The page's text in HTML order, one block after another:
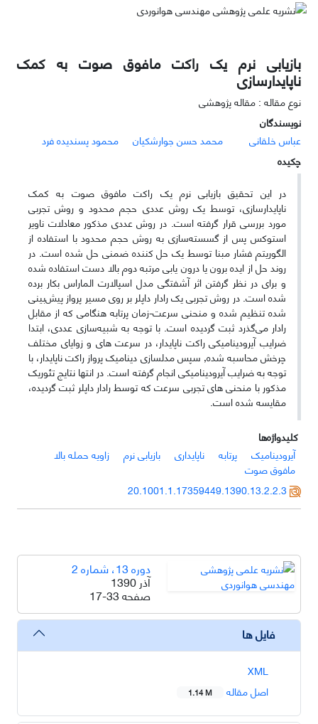
بازیابی نرم یک راکت مافوق صوت به کمک
ناپایدارسازی
نوع مقاله : مقاله پژوهشی
نویسندگان
عباس خلقانی
محمد حسن جوارشکیان
محمود پسندیده فرد
چکیده
در این تحقیق بازیابی نرم یک راکت مافوق صوت به کمک
ناپایدارسازی، توسط یک روش عددی حجم محدود و روش تجربی
مورد بررسی قرار گرفته است. در روش عددی مذکور معادلات ناویر
استوکس پس از گسسته‌سازی به روش حجم محدود با استفاده از
الگوریتم فشار مبنا توسط یک حل کننده ضمنی حل شده است. در
روند حل از ایده برون یا درون یابی مرتبه دوم بالا دست استفاده شده
و برای در نظر گرفتن اثر آشفتگی مدل اسپالارت الماراس بکار برده
شده است. در روش تجربی یک رادار داپلر بر روی مسیر پرواز پیش‌بینی
شده تنظیم شده و منحنی سرعت-زمان پرتابه هنگامی که از مقابل
رادار می‌گذرد ثبت گردیده است. با توجه به شبیه‌سازی عددی، ابتدا
ضرایب آیرودینامیکی راکت ناپایدار، در سرعت های و زوایای مختلف
چرخش محاسبه شده, سپس مدلسازی دینامیک پرواز راکت ناپایدار، با
توجه به ضرایب آیرودینامیکی انجام گرفته است. در انتها نتایج تئوریک
مذکور با منحنی های تجربی سرعت که توسط رادار داپلر ثبت گردیده،
مقایسه شده است.
کلیدواژه‌ها
آیرودینامیک
پرتابه ناپایداری بازیابی نرم
زاویه حمله بالا
مافوق صوت
20.1001.1.17359449.1390.13.2.2.3
دوره 13، شماره 2
آذر 1390
صفحه17-33
فایل ها
XML
اصل مقاله
1.14 M